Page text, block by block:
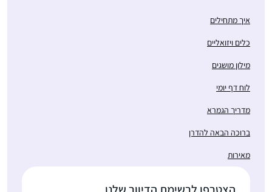
איך מתחילים
כלים ויזואליים
מילון מושגים
לוח דף יומי
מדריך הגמרא
ברוכה הבאה להדרן
מאירות